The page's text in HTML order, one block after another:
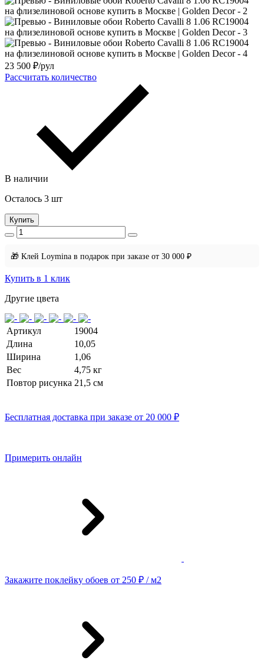
23 500 ₽/рул
Рассчитать количество
В наличии
Осталось 3 шт
Купить
🎁 Клей Loymina в подарок при заказе от 30 000 ₽
Купить в 1 клик
Другие цвета
Артикул
19004
Длина
10,05
Ширина
1,06
Вес
4,75 кг
Повтор рисунка 21,5 см
Бесплатная доставка при заказе от 20 000 ₽
Примерить онлайн
Закажите поклейку обоев от 250 ₽ / м2